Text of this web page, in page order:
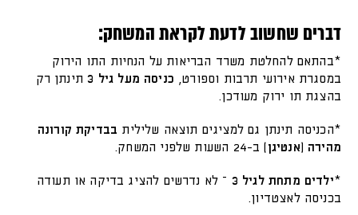
דברים שחשוב לדעת לקראת המשחק:
*בהתאם להחלטת משרד הבריאות על הנחיות התו הירוק
במסגרת אירועי תרבות וספורט, כניסה מעל גיל 3
תינתן רק
בהצגת תו ירוק מעודכן.
*הכניסה תינתן גם למציגים תוצאה שלילית בבדיקת קורונה
מהירה (אנטיגן) ב-24 השעות שלפני המשחק.
*ילדים מתחת לגיל 3
– לא נדרשים להציג בדיקה או תעודה
בכניסה לאצטדיון.